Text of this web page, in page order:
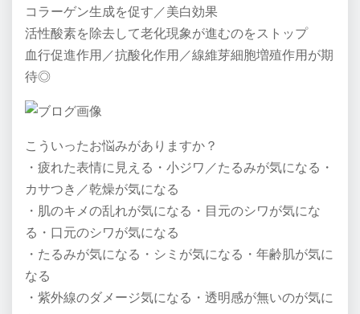
コラーゲン生成を促す／美白効果
活性酸素を除去して老化現象が進むのをストップ
血行促進作用／抗酸化作用／線維芽細胞増殖作用が期
待◎
こういったお悩みがありますか？
・疲れた表情に見える・小ジワ／たるみが気になる・
カサつき／乾燥が気になる
・肌のキメの乱れが気になる・目元のシワが気にな
る・口元のシワが気になる
・たるみが気になる・シミが気になる・年齢肌が気に
なる
・紫外線のダメージ気になる・透明感が無いのが気に